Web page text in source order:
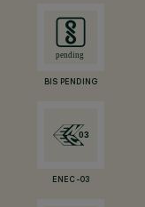
BIS PENDING
ENEC-03